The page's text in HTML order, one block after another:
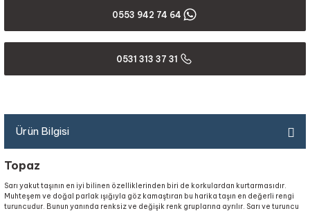
0553 942 74 64
0531 313 37 31
Ürün Bilgisi
Topaz
Sarı yakut taşının en iyi bilinen özelliklerinden biri de korkulardan kurtarmasıdır.
Muhteşem ve doğal parlak ışığıyla göz kamaştıran bu harika taşın en değerli rengi
turuncudur. Bunun yanında renksiz ve değişik renk gruplarına ayrılır. Sarı ve turuncu